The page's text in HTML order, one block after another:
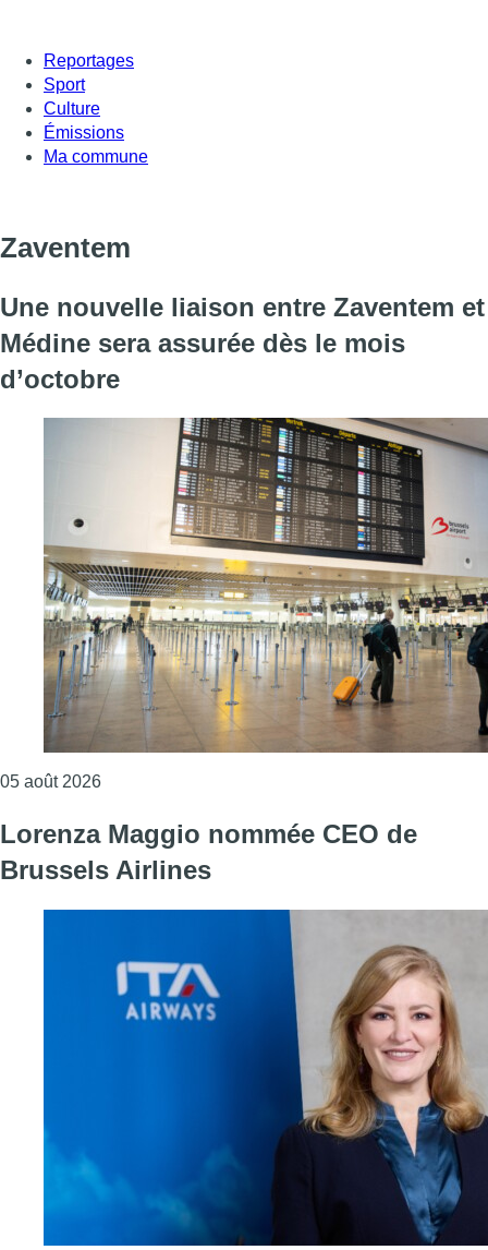
Reportages
Sport
Culture
Émissions
Ma commune
Zaventem
Une nouvelle liaison entre Zaventem et
Médine sera assurée dès le mois
d’octobre
05 août 2026Consulter l'article "Une nouvelle liaison entre
Lorenza Maggio nommée CEO de
Brussels Airlines